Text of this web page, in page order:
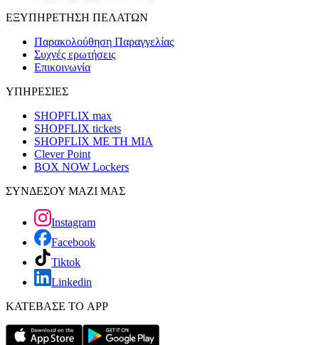
ΕΞΥΠΗΡΕΤΗΣΗ ΠΕΛΑΤΩΝ
Παρακολούθηση Παραγγελίας
Συχνές ερωτήσεις
Επικοινωνία
ΥΠΗΡΕΣΙΕΣ
SHOPFLIX max
SHOPFLIX tickets
SHOPFLIX ΜΕ ΤΗ ΜΙΑ
Clever Point
BOX NOW Lockers
ΣΥΝΔΕΣΟΥ ΜΑΖΙ ΜΑΣ
Instagram
Facebook
Tiktok
Linkedin
ΚΑΤΕΒΑΣΕ ΤΟ APP